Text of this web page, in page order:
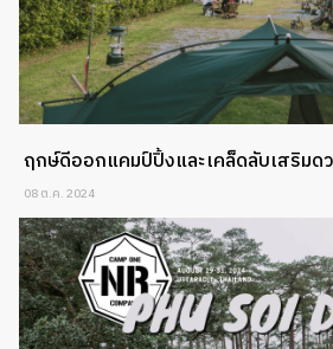
ฤกษ์ดีออกแคมป์ปิ้งและเคล็ดลับเสริมด
08 ต.ค. 2024